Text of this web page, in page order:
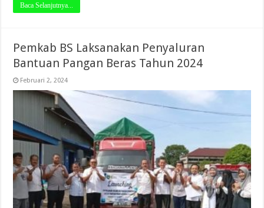
Baca Selanjutnya...
Pemkab BS Laksanakan Penyaluran
Bantuan Pangan Beras Tahun 2024
Februari 2, 2024